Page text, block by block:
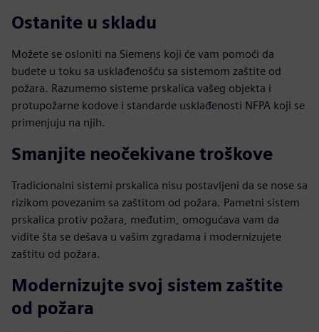
Ostanite u skladu
Možete se osloniti na Siemens koji će vam pomoći da
budete u toku sa usklađenošću sa sistemom zaštite od
požara. Razumemo sisteme prskalica vašeg objekta i
protupožarne kodove i standarde usklađenosti NFPA koji se
primenjuju na njih.
Smanjite neočekivane troškove
Tradicionalni sistemi prskalica nisu postavljeni da se nose sa
rizikom povezanim sa zaštitom od požara. Pametni sistem
prskalica protiv požara, međutim, omogućava vam da
vidite šta se dešava u vašim zgradama i modernizujete
zaštitu od požara.
Modernizujte svoj sistem zaštite
od požara